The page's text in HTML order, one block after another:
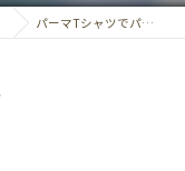
パーマTシャツでパシャリ📸